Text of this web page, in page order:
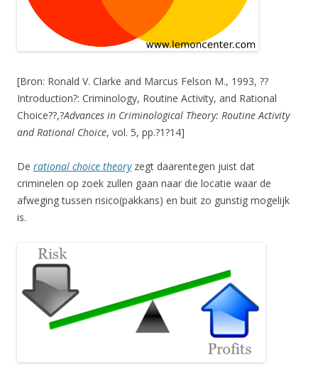
[Bron: Ronald V. Clarke and Marcus Felson M., 1993, ??
Introduction?: Criminology, Routine Activity, and Rational
Choice??,?Advances in Criminological Theory: Routine Activity
and Rational Choice, vol. 5, pp.?1?14]
De rational choice theoryzegt daarentegen juist dat
criminelen op zoek zullen gaan naar die locatie waar de
afweging tussen risico(pakkans) en buit zo gunstig mogelijk
is.